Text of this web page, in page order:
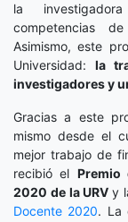
la
competencias
Asimismo, este
Universidad: la
investigadores y
Gracias a este
mismo desde el
mejor trabajo de
recibió el Premio
2020 de la URV y
Docente 2020. La